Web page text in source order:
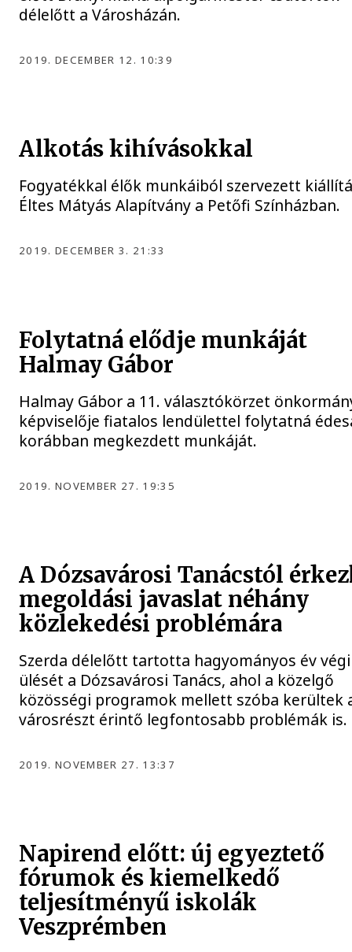
délelőtt a Városházán.
2019. DECEMBER 12. 10:39
Alkotás kihívásokkal
Fogyatékkal élők munkáiból szervezett
Éltes Mátyás Alapítvány a Petőfi Színházban.
2019. DECEMBER 3. 21:33
Folytatná elődje munkáját
Halmay Gábor
Halmay Gábor a 11. választókörzet
képviselője fiatalos lendülettel folytatná
korábban megkezdett munkáját.
2019. NOVEMBER 27. 19:35
A Dózsavárosi Tanácstól
megoldási javaslat néhány
közlekedési problémára
Szerda délelőtt tartotta hagyományos év végi
ülését a Dózsavárosi Tanács, ahol a közelgő
közösségi programok mellett szóba kerültek
városrészt érintő legfontosabb problémák is.
2019. NOVEMBER 27. 13:37
Napirend előtt: új egyeztető
fórumok és kiemelkedő
teljesítményű iskolák
Veszprémben